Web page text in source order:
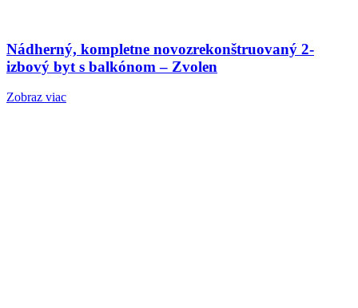
Nádherný, kompletne novozrekonštruovaný 2-
izbový byt s balkónom – Zvolen
Zobraz viac